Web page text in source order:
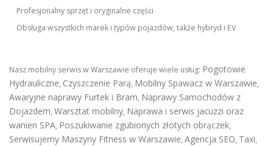
Profesjonalny sprzęt i oryginalne części
Obsługa wszystkich marek i typów pojazdów, także hybryd i EV
Nasz mobilny serwis w Warszawie oferuje wiele usług: Pogotowie
Hydrauliczne, Czyszczenie Parą, Mobilny Spawacz w Warszawie,
Awaryjne naprawy Furtek i Bram, Naprawy Samochodów z
Dojazdem, Warsztat mobilny, Naprawa i serwis jacuzzi oraz
wanien SPA, Poszukiwanie zgubionych złotych obrączek,
Serwisujemy Maszyny Fitness w Warszawie, Agencja SEO, Taxi,